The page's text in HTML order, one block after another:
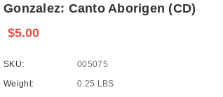
Gonzalez: Canto Aborigen (CD)
$5.00
SKU:
005075
Weight:
0.25 LBS